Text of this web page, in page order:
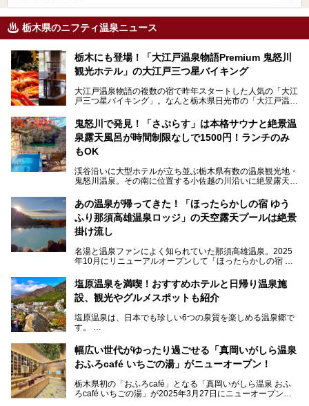
栃木県のニフティ温泉ニュース
栃木にも登場！「大江戸温泉物語Premium 鬼怒川
観光ホテル」の大江戸三つ星バイキング
大江戸温泉物語の複数の宿で昨年スタートした人気の「大江
戸三つ星バイキング」。なんと栃木県日光市の「大江戸温泉
ここは首都圏から1泊で行きやすい鬼怒川温泉の渓流沿いに
建つホテルで、バイキングの他にも天然温泉の大浴場とサウ
ナ、フリーフローサービスのラウンジなど館内で楽しめるス
ポットがたくさんあり、3世代旅行やグループ旅行にもぴっ
たり。
そんな「大江戸温泉物語Premium 鬼怒川観光ホテル」の魅
力を詳しく紹介しちゃいます。
───
提供元：大江戸温泉物語ホテルズ＆リゾーツ株式会社【P
R】
この記事は大江戸温泉物語Premium 鬼怒川観光ホテルのPR
記事です。
鬼怒川で発見！「さぷらす」は本格サウナと絶景温
泉露天風呂が時間制限なしで1500円！ランチのみ
もOK
渓谷沿いに大型ホテルが立ち並ぶ栃木県有数の温泉観光地・
鬼怒川温泉。その南に位置する小佐越の川沿いに絶景露天風
こだわりのサウナ、掛け流しの水風呂、天然温泉の露天風
呂、食事処、休憩室など備えて、決して大規模施設ではあり
ませんが、鬼怒川温泉観光の行き帰りに、はたまたサウナで
一日リフレッシュするための目的地に！ぜひオススメしたい
スポットです。時間制限も無いので1人1,500円でひがな一
日サウナや温泉を楽しんでお昼も食べてごろごろできちゃい
ますよ。
あの温泉が帰ってきた！「ほったらかしの宿 ゆう
ふり那須高雄温泉ロッジ」の天空露天プールは絶景
掛け流し
名湯と温泉ファンによく知られていた那須高雄温泉。2025
年10月にリニューアルオープンして「ほったらかしの宿 ゆ
した。
那須湯本の温泉街から少し離れた静かな環境、一軒宿ゆえに
許される露天風呂からの絶景、日帰り入浴や素泊まりで気楽
た。
2名1室利用で1人あたり4,500円～と、思い立ったらすぐに
───
提供元：アイコニア・ホスピタリティ株式会社【PR】
この記事はほったらかしの宿 ゆうふり那須高雄温泉ロッジ
塩原温泉を満喫！おすすめホテルと日帰り温泉施
設、観光やグルメスポットも紹介
塩原温泉は、日本でも珍しい6つの泉質を楽しめる温泉郷で
す。
栃木県の北部にある箒川のほとりに11の温泉地が点在し、
古くから多くの人々から癒やしの場として愛されてきまし
た。
温泉に加えて、豊かな自然を感じられる観光スポットや、こ
こでしか味わえないご当地グルメなど、多彩な魅力がある北
幅広い世代がゆったり過ごせる「真岡いがしら温泉
おふろcafé いちごの湯」がニューオープン！
栃木県初の「おふろcafé」となる「真岡いがしら温泉 おふ
ろcafé いちごの湯」が2025年3月27日にニューオープンす